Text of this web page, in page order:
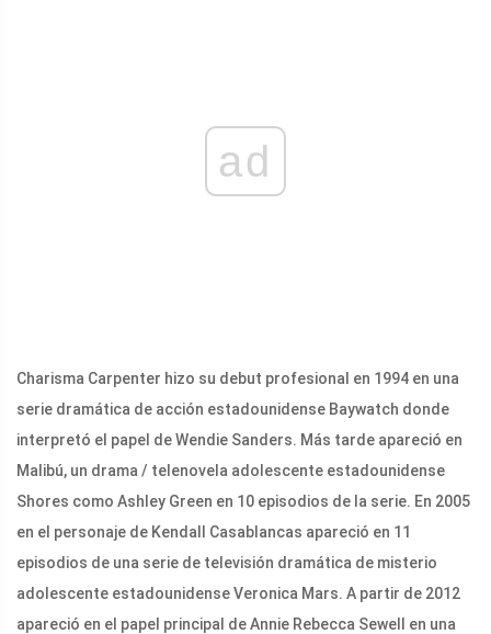
ad
Charisma Carpenter hizo su debut profesional en 1994 en una
serie dramática de acción estadounidense Baywatch donde
interpretó el papel de Wendie Sanders. Más tarde apareció en
Malibú, un drama / telenovela adolescente estadounidense
Shores como Ashley Green en 10 episodios de la serie. En 2005
en el personaje de Kendall Casablancas apareció en 11
episodios de una serie de televisión dramática de misterio
adolescente estadounidense Veronica Mars. A partir de 2012
apareció en el papel principal de Annie Rebecca Sewell en una